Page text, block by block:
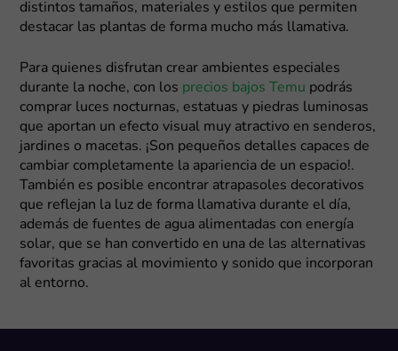
distintos tamaños, materiales y estilos que permiten
destacar las plantas de forma mucho más llamativa.
Para quienes disfrutan crear ambientes especiales
durante la noche, con los precios bajos Temu podrás
comprar luces nocturnas, estatuas y piedras luminosas
que aportan un efecto visual muy atractivo en senderos,
jardines o macetas. ¡Son pequeños detalles capaces de
cambiar completamente la apariencia de un espacio!.
También es posible encontrar atrapasoles decorativos
que reflejan la luz de forma llamativa durante el día,
además de fuentes de agua alimentadas con energía
solar, que se han convertido en una de las alternativas
favoritas gracias al movimiento y sonido que incorporan
al entorno.